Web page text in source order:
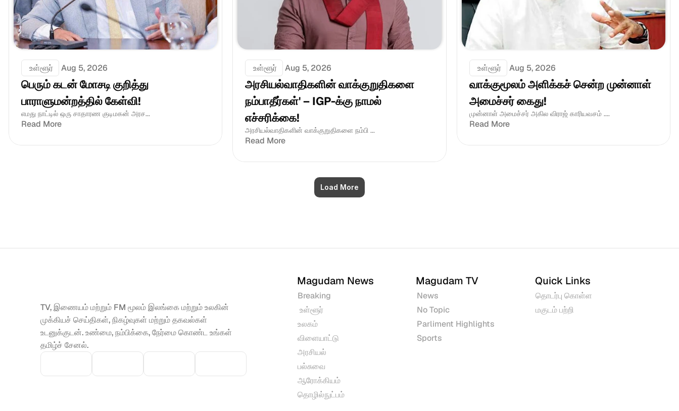
உள்ளூர் Aug 5, 2026
பெரும் கடன் மோசடி குறித்து
பாராளுமன்றத்தில் கேள்வி!
எமது நாட்டில் ஒரு சாதாரண குடிமகன் அரச...
Read More
உள்ளூர் Aug 5, 2026
அரசியல்வாதிகளின் வாக்குறுதிகளை
நம்பாதீர்கள்' – IGP-க்கு நாமல்
எச்சரிக்கை!
அரசியல்வாதிகளின் வாக்குறுதிகளை நம்பி ...
Read More
உள்ளூர் Aug 5, 2026
வாக்குமூலம் அளிக்கச் சென்ற முன்னாள்
அமைச்சர் கைது!
முன்னாள் அமைச்சர் அகில விராஜ் காரியவசம் ....
Read More
Load More
TV, இணையம் மற்றும் FM மூலம் இலங்கை மற்றும் உலகின்
முக்கியச் செய்திகள், நிகழ்வுகள் மற்றும் தகவல்கள்
உடனுக்குடன். உண்மை, நம்பிக்கை, நேர்மை கொண்ட உங்கள்
தமிழ்ச் சேனல்.
Magudam News
Breaking
உள்ளூர்
உலகம்
விளையாட்டு
அரசியல்
பல்சுவை
ஆரோக்கியம்
தொழில்நுட்பம்
Magudam TV
News
No Topic
Parliment Highlights
Sports
Quick Links
தொடர்பு கொள்ள
மகுடம் பற்றி